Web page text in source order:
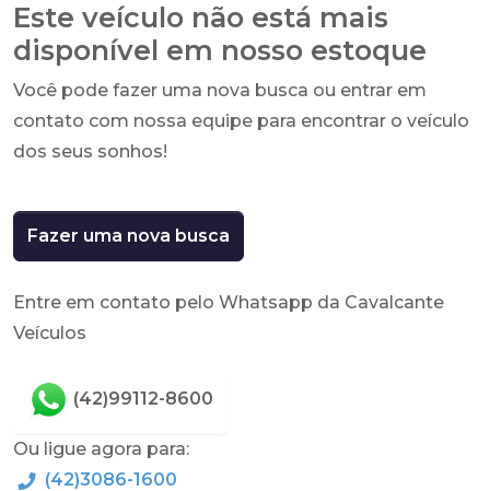
Este veículo não está mais
disponível em nosso estoque
Você pode fazer uma nova busca ou entrar em
contato com nossa equipe para encontrar o veículo
dos seus sonhos!
Fazer uma nova busca
Entre em contato pelo Whatsapp da Cavalcante
Veículos
(42)99112-8600
Ou ligue agora para:
(42)3086-1600